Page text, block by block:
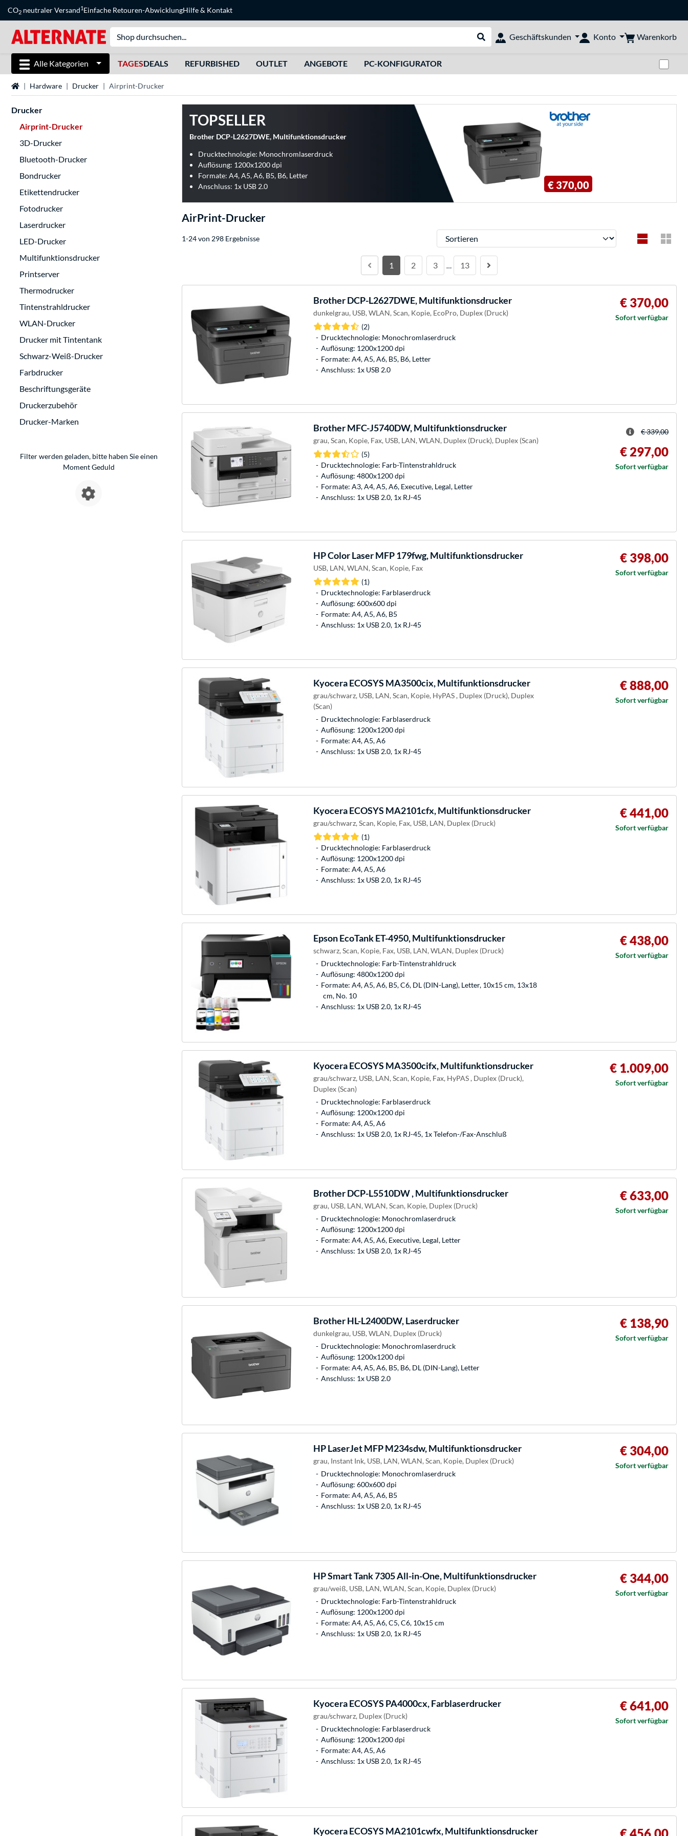
CO2 neutraler Versand1Einfache Retouren-AbwicklungHilfe& Kontakt
Suche durchführen
Geschäftskunden Konto Warenkorb
Alle Kategorien TAGESDEALS REFURBISHED OUTLET ANGEBOTE PC-KONFIGURATOR
StartseiteHardware Drucker Airprint-Drucker
Drucker
Airprint-Drucker
3D-Drucker
Bluetooth-Drucker
Bondrucker
Etikettendrucker
Fotodrucker
Laserdrucker
LED-Drucker
Multifunktionsdrucker
Printserver
Thermodrucker
Tintenstrahldrucker
WLAN-Drucker
Drucker mit Tintentank
Schwarz-Weiß-Drucker
Farbdrucker
Beschriftungsgeräte
Druckerzubehör
Drucker-Marken
Filter werden geladen, bitte haben Sie einen
Moment Geduld
TOPSELLER
Brother DCP-L2627DWE, Multifunktionsdrucker
Drucktechnologie: Monochromlaserdruck
Auflösung: 1200x1200 dpi
Formate: A4, A5, A6, B5, B6, Letter
Anschluss: 1x USB 2.0
€ 370,00
AirPrint-Drucker
1-24 von 298 Ergebnisse Sortieren
1 2 3 … 13
BrotherDCP-L2627DWE, Multifunktionsdrucker
dunkelgrau, USB, WLAN, Scan, Kopie, EcoPro, Duplex (Druck)
(2)
Drucktechnologie: Monochromlaserdruck
Auflösung: 1200x1200 dpi
Formate: A4, A5, A6, B5, B6, Letter
Anschluss: 1x USB 2.0
€ 370,00
Sofort verfügbar
BrotherMFC-J5740DW, Multifunktionsdrucker
grau, Scan, Kopie, Fax, USB, LAN, WLAN, Duplex (Druck), Duplex (Scan)
(5)
Drucktechnologie: Farb-Tintenstrahldruck
Auflösung: 4800x1200 dpi
Formate: A3, A4, A5, A6, Executive, Legal, Letter
Anschluss: 1x USB 2.0, 1x RJ-45
€ 339,00
€ 297,00
Sofort verfügbar
HPColor Laser MFP 179fwg, Multifunktionsdrucker
USB, LAN, WLAN, Scan, Kopie, Fax
(1)
Drucktechnologie: Farblaserdruck
Auflösung: 600x600 dpi
Formate: A4, A5, A6, B5
Anschluss: 1x USB 2.0, 1x RJ-45
€ 398,00
Sofort verfügbar
KyoceraECOSYS MA3500cix, Multifunktionsdrucker
grau/schwarz, USB, LAN, Scan, Kopie, HyPAS , Duplex (Druck), Duplex
(Scan)
Drucktechnologie: Farblaserdruck
Auflösung: 1200x1200 dpi
Formate: A4, A5, A6
Anschluss: 1x USB 2.0, 1x RJ-45
€ 888,00
Sofort verfügbar
KyoceraECOSYS MA2101cfx, Multifunktionsdrucker
grau/schwarz, Scan, Kopie, Fax, USB, LAN, Duplex (Druck)
(1)
Drucktechnologie: Farblaserdruck
Auflösung: 1200x1200 dpi
Formate: A4, A5, A6
Anschluss: 1x USB 2.0, 1x RJ-45
€ 441,00
Sofort verfügbar
EpsonEcoTank ET-4950, Multifunktionsdrucker
schwarz, Scan, Kopie, Fax, USB, LAN, WLAN, Duplex (Druck)
Drucktechnologie: Farb-Tintenstrahldruck
Auflösung: 4800x1200 dpi
Formate: A4, A5, A6, B5, C6, DL (DIN-Lang), Letter, 10x15 cm, 13x18
cm, No. 10
Anschluss: 1x USB 2.0, 1x RJ-45
€ 438,00
Sofort verfügbar
KyoceraECOSYS MA3500cifx, Multifunktionsdrucker
grau/schwarz, USB, LAN, Scan, Kopie, Fax, HyPAS , Duplex (Druck),
Duplex (Scan)
Drucktechnologie: Farblaserdruck
Auflösung: 1200x1200 dpi
Formate: A4, A5, A6
Anschluss: 1x USB 2.0, 1x RJ-45, 1x Telefon-/Fax-Anschluß
€ 1.009,00
Sofort verfügbar
BrotherDCP-L5510DW , Multifunktionsdrucker
grau, USB, LAN, WLAN, Scan, Kopie, Duplex (Druck)
Drucktechnologie: Monochromlaserdruck
Auflösung: 1200x1200 dpi
Formate: A4, A5, A6, Executive, Legal, Letter
Anschluss: 1x USB 2.0, 1x RJ-45
€ 633,00
Sofort verfügbar
BrotherHL-L2400DW, Laserdrucker
dunkelgrau, USB, WLAN, Duplex (Druck)
Drucktechnologie: Monochromlaserdruck
Auflösung: 1200x1200 dpi
Formate: A4, A5, A6, B5, B6, DL (DIN-Lang), Letter
Anschluss: 1x USB 2.0
€ 138,90
Sofort verfügbar
HPLaserJet MFP M234sdw, Multifunktionsdrucker
grau, Instant Ink, USB, LAN, WLAN, Scan, Kopie, Duplex (Druck)
Drucktechnologie: Monochromlaserdruck
Auflösung: 600x600 dpi
Formate: A4, A5, A6, B5
Anschluss: 1x USB 2.0, 1x RJ-45
€ 304,00
Sofort verfügbar
HPSmart Tank 7305 All-in-One, Multifunktionsdrucker
grau/weiß, USB, LAN, WLAN, Scan, Kopie, Duplex (Druck)
Drucktechnologie: Farb-Tintenstrahldruck
Auflösung: 1200x1200 dpi
Formate: A4, A5, A6, C5, C6, 10x15 cm
Anschluss: 1x USB 2.0, 1x RJ-45
€ 344,00
Sofort verfügbar
KyoceraECOSYS PA4000cx, Farblaserdrucker
grau/schwarz, Duplex (Druck)
Drucktechnologie: Farblaserdruck
Auflösung: 1200x1200 dpi
Formate: A4, A5, A6
Anschluss: 1x USB 2.0, 1x RJ-45
€ 641,00
Sofort verfügbar
KyoceraECOSYS MA2101cwfx, Multifunktionsdrucker